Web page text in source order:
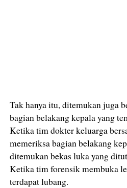
Tak hanya itu, ditemukan juga
bagian belakang kepala yang
Ketika tim dokter keluarga
memeriksa bagian belakang
ditemukan bekas luka yang
Ketika tim forensik membuka
terdapat lubang.